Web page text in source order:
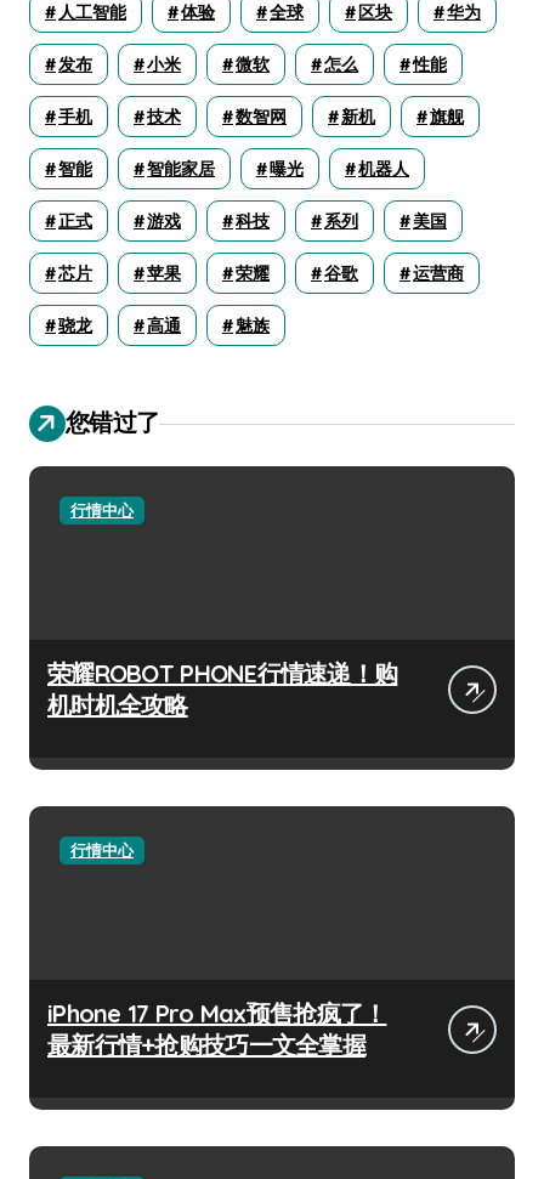
人工智能 体验 全球 区块 华为
发布 小米 微软 怎么 性能
手机 技术 数智网 新机 旗舰
智能 智能家居 曝光 机器人
正式 游戏 科技 系列 美国
芯片 苹果 荣耀 谷歌 运营商
骁龙 高通 魅族
您错过了
行情中心
荣耀ROBOT PHONE行情速递！购
机时机全攻略
行情中心
iPhone 17 Pro Max预售抢疯了！
最新行情+抢购技巧一文全掌握